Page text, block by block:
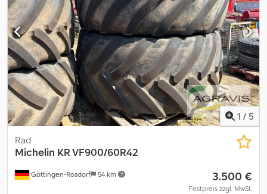
1 / 5
Göttingen-Rosdorf 54 km
Rad
Michelin KR VF900/60R42
3.500 €
Festpreis zzgl. MwSt.